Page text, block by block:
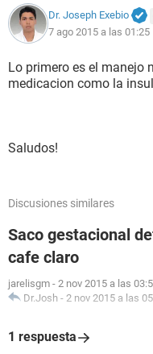
Dr. Joseph Exebio
7 ago 2015 a las 01:25
Lo primero es el manejo
medicacion como la
Saludos!
Discusiones similares
Saco gestacional
cafe claro
jarelisgm - 2 nov 2015 a las
Dr.Josh - 2 nov 2015 a las
1 respuesta